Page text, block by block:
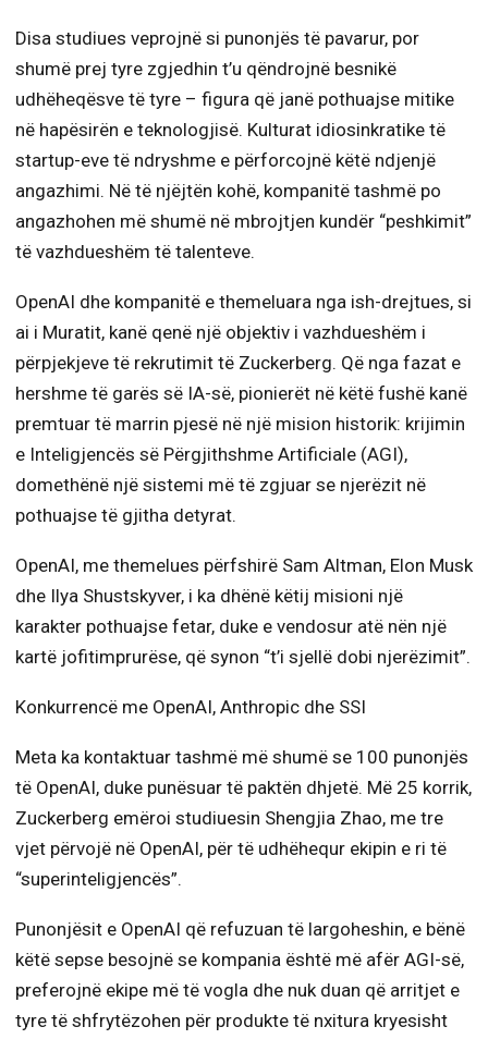
Disa studiues veprojnë si punonjës të pavarur, por
shumë prej tyre zgjedhin t’u qëndrojnë besnikë
udhëheqësve të tyre – figura që janë pothuajse mitike
në hapësirën e teknologjisë. Kulturat idiosinkratike të
startup-eve të ndryshme e përforcojnë këtë ndjenjë
angazhimi. Në të njëjtën kohë, kompanitë tashmë po
angazhohen më shumë në mbrojtjen kundër “peshkimit”
të vazhdueshëm të talenteve.
OpenAI dhe kompanitë e themeluara nga ish-drejtues, si
ai i Muratit, kanë qenë një objektiv i vazhdueshëm i
përpjekjeve të rekrutimit të Zuckerberg. Që nga fazat e
hershme të garës së IA-së, pionierët në këtë fushë kanë
premtuar të marrin pjesë në një mision historik: krijimin
e Inteligjencës së Përgjithshme Artificiale (AGI),
domethënë një sistemi më të zgjuar se njerëzit në
pothuajse të gjitha detyrat.
OpenAI, me themelues përfshirë Sam Altman, Elon Musk
dhe Ilya Shustskyver, i ka dhënë këtij misioni një
karakter pothuajse fetar, duke e vendosur atë nën një
kartë jofitimprurëse, që synon “t’i sjellë dobi njerëzimit”.
Konkurrencë me OpenAI, Anthropic dhe SSI
Meta ka kontaktuar tashmë më shumë se 100 punonjës
të OpenAI, duke punësuar të paktën dhjetë. Më 25 korrik,
Zuckerberg emëroi studiuesin Shengjia Zhao, me tre
vjet përvojë në OpenAI, për të udhëhequr ekipin e ri të
“superinteligjencës”.
Punonjësit e OpenAI që refuzuan të largoheshin, e bënë
këtë sepse besojnë se kompania është më afër AGI-së,
preferojnë ekipe më të vogla dhe nuk duan që arritjet e
tyre të shfrytëzohen për produkte të nxitura kryesisht